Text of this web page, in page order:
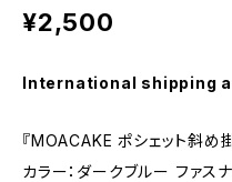
¥2,500
International shipping
『MOACAKE ポシェット斜め
カラー：ダークブルー ファス